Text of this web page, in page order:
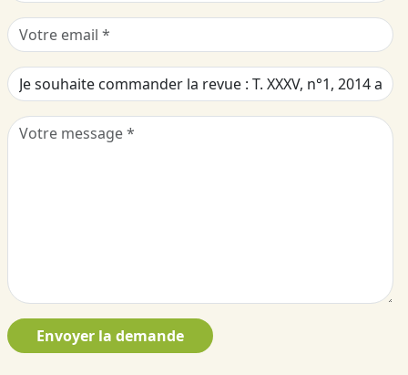
Envoyer la demande